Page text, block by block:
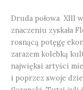
Druda połowa XIII
znaczeniu zyskała
rosnącą potęgę
zarazem kolebką
najwięksi artyści
i poprzez swoje